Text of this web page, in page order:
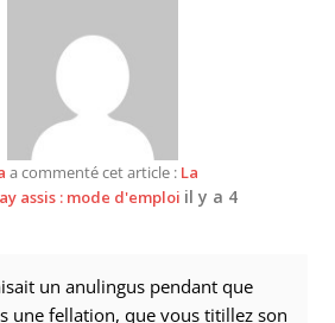
a commenté cet article : La
assis : mode d'emploi il y a 4
un anulingus pendant que
une fellation, que vous titillez son